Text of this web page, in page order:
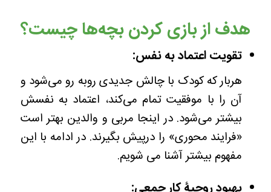
هدف از بازی کردن بچه‌ها چیست؟
تقویت اعتماد به نفس:
هربار که کودک با چالش جدیدی روبه رو می‌شود و
آن را با موفقیت تمام می‌کند، اعتماد به نفسش
بیشتر می‌شود. در اینجا مربی و والدین بهتر است
«فرایند محوری» را درپیش بگیرند. در ادامه با این
مفهوم بیشتر آشنا می شویم.